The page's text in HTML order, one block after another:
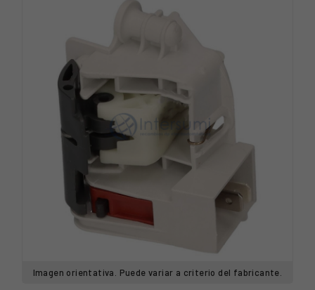
Imagen orientativa. Puede variar a criterio del fabricante.